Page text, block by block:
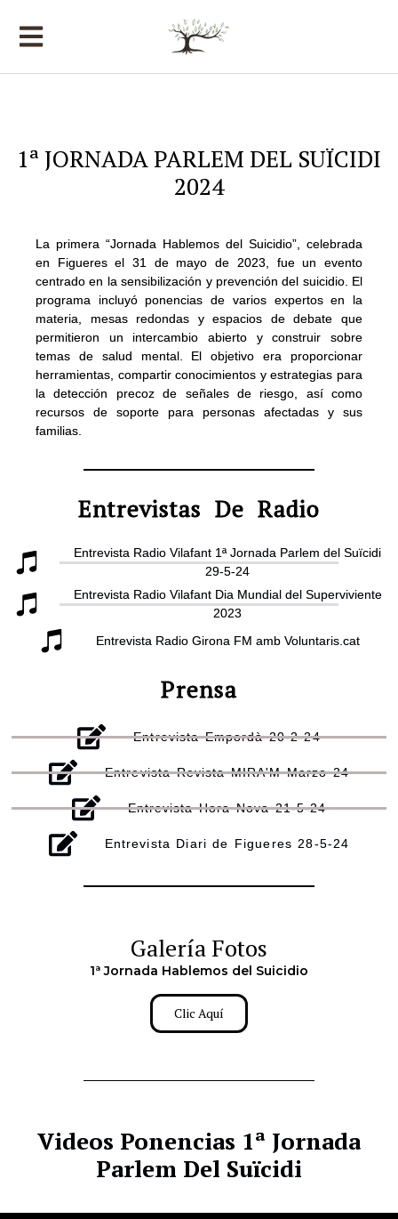
1ª JORNADA PARLEM DEL SUÏCIDI
2024
La primera “Jornada Hablemos del Suicidio”, celebrada
en Figueres el 31 de mayo de 2023, fue un evento
centrado en la sensibilización y prevención del suicidio. El
programa incluyó ponencias de varios expertos en la
materia, mesas redondas y espacios de debate que
permitieron un intercambio abierto y construir sobre
temas de salud mental. El objetivo era proporcionar
herramientas, compartir conocimientos y estrategias para
la detección precoz de señales de riesgo, así como
recursos de soporte para personas afectadas y sus
familias.
Entrevistas De Radio
Entrevista Radio Vilafant 1ª Jornada Parlem del Suïcidi
29-5-24
Entrevista Radio Vilafant Dia Mundial del Superviviente
2023
Entrevista Radio Girona FM amb Voluntaris.cat
Prensa
Entrevista Empordà 20-2-24
Entrevista Revista MIRA'M Marzo 24
Entrevista Hora Nova 21-5-24
Entrevista Diari de Figueres 28-5-24
Galería Fotos
1ª Jornada Hablemos del Suicidio
Clic Aquí
Videos Ponencias 1ª Jornada
Parlem Del Suïcidi